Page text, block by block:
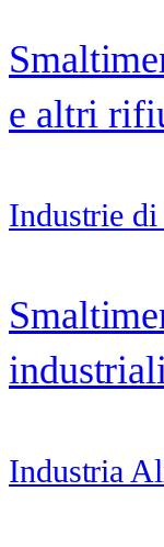
e altri
Industrie
Industria